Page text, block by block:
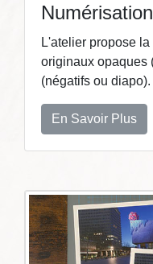
Numérisation
L'atelier propose
originaux opaques
(négatifs ou diapo).
En Savoir Plus